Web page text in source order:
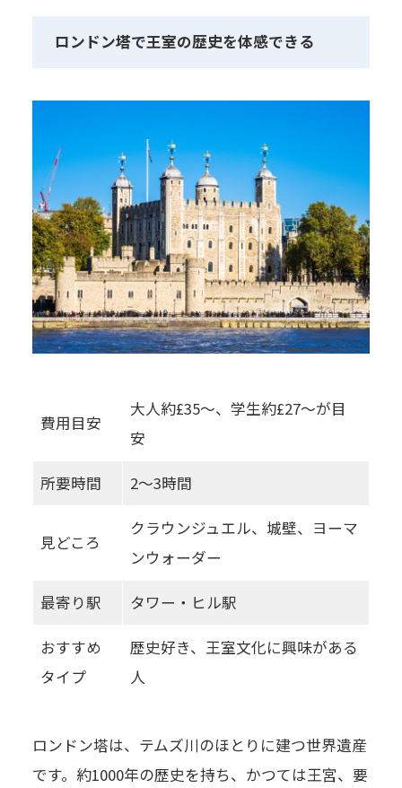
ロンドン塔で王室の歴史を体感できる
費用目安
大人約£35〜、学生約£27〜が目
安
所要時間 2〜3時間
見どころ
クラウンジュエル、城壁、ヨーマ
ンウォーダー
最寄り駅 タワー・ヒル駅
おすすめ
タイプ
歴史好き、王室文化に興味がある
人
ロンドン塔は、テムズ川のほとりに建つ世界遺産
です。約1000年の歴史を持ち、かつては王宮、要